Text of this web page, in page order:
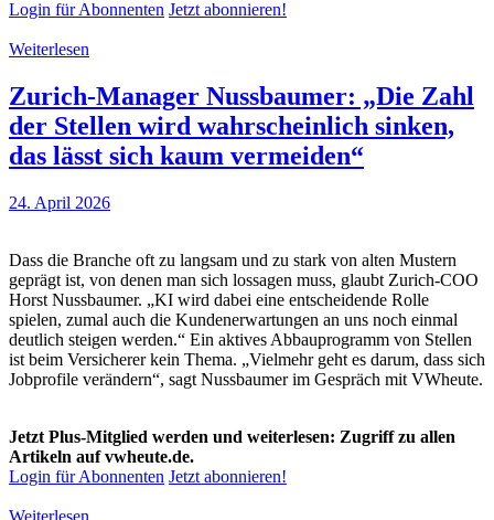
Login für Abonnenten Jetzt abonnieren!
Weiterlesen
Zurich-Manager Nussbaumer: „Die Zahl
der Stellen wird wahrscheinlich sinken,
das lässt sich kaum vermeiden“
24. April 2026
Dass die Branche oft zu langsam und zu stark von alten Mustern
geprägt ist, von denen man sich lossagen muss, glaubt Zurich-COO
Horst Nussbaumer. „KI wird dabei eine entscheidende Rolle
spielen, zumal auch die Kundenerwartungen an uns noch einmal
deutlich steigen werden.“ Ein aktives Abbauprogramm von Stellen
ist beim Versicherer kein Thema. „Vielmehr geht es darum, dass sich
Jobprofile verändern“, sagt Nussbaumer im Gespräch mit VWheute.
Jetzt Plus-Mitglied werden und weiterlesen: Zugriff zu allen
Artikeln auf vwheute.de.
Login für Abonnenten Jetzt abonnieren!
Weiterlesen